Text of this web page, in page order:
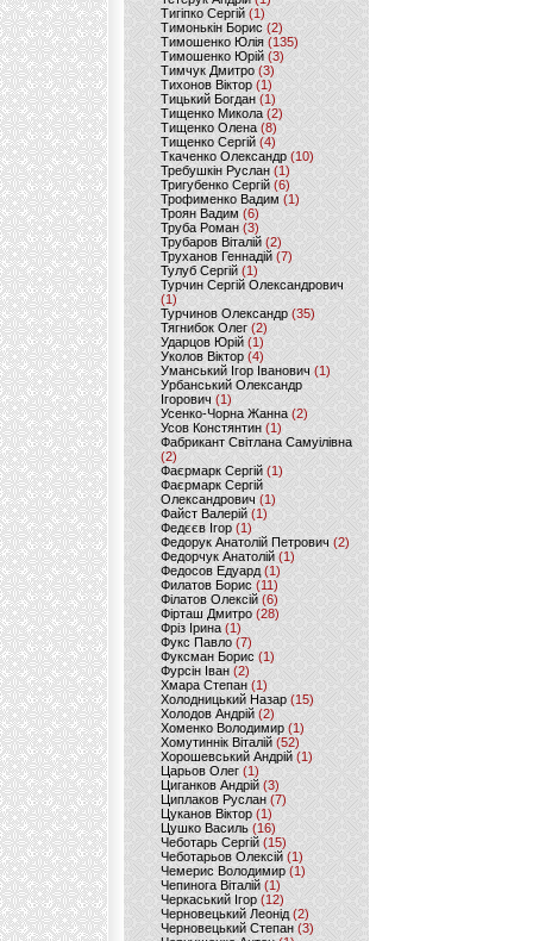
Тигіпко Сергій(1)
Тимонькін Борис (2)
Тимошенко Юлія (135)
Тимошенко Юрій(3)
Тимчук Дмитро (3)
Тихонов Віктор (1)
Тицький Богдан (1)
Тищенко Микола (2)
Тищенко Олена (8)
Тищенко Сергій (4)
Ткаченко Олександр (10)
Требушкін Руслан (1)
Тригубенко Сергій(6)
Трофименко Вадим (1)
Троян Вадим (6)
Труба Роман(3)
Трубаров Віталій (2)
Труханов Геннадій (7)
Тулуб Сергій(1)
Турчин Сергій Олександрович
(1)
Турчинов Олександр(35)
Тягнибок Олег (2)
Ударцов Юрій (1)
Уколов Віктор(4)
Уманський Ігор Іванович(1)
Урбанський Олександр
Ігорович (1)
Усенко-Чорна Жанна (2)
Усов Констянтин(1)
Фабрикант Світлана Самуілівна
(2)
Фаєрмарк Сергій(1)
Фаєрмарк Сергій
Олександрович (1)
Файст Валерій(1)
Федєєв Ігор (1)
Федорук Анатолій Петрович (2)
Федорчук Анатолій (1)
Федосов Едуард (1)
Филатов Борис (11)
Філатов Олексій (6)
Фірташ Дмитро (28)
Фріз Ірина (1)
Фукс Павло (7)
Фуксман Борис (1)
Фурсін Іван (2)
Хмара Степан(1)
Холодницький Назар(15)
Холодов Андрій (2)
Хоменко Володимир (1)
Хомутиннік Віталій (52)
Хорошевський Андрій (1)
Царьов Олег (1)
Циганков Андрій (3)
Циплаков Руслан(7)
Цуканов Віктор (1)
Цушко Василь (16)
Чеботарь Сергій (15)
Чеботарьов Олексій (1)
Чемерис Володимир (1)
Чепинога Віталій (1)
Черкаський Ігор (12)
Черновецький Леонід(2)
Черновецький Степан (3)